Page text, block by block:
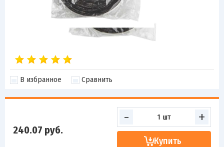
В избранное Сравнить
240.07 руб.
- +
Купить